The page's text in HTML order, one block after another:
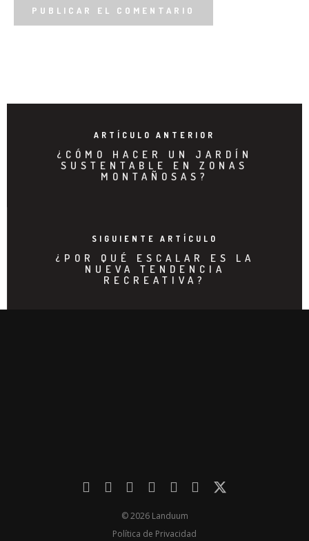
ARTÍCULO ANTERIOR
¿CÓMO HACER UN JARDÍN
SUSTENTABLE EN ZONAS
MONTAÑOSAS?
SIGUIENTE ARTÍCULO
¿POR QUÉ ESCALAR ES LA
NUEVA TENDENCIA
RECREATIVA?
© 2026 Landuum
Política de Privacidad